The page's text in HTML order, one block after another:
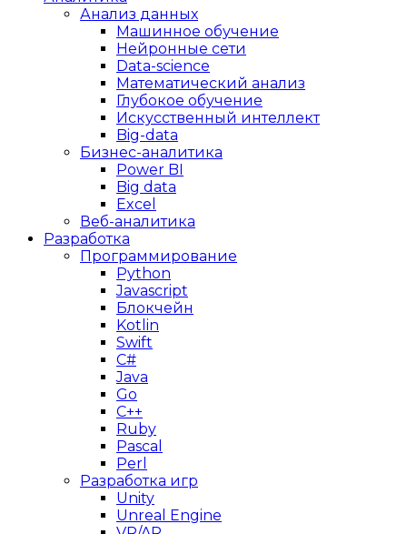
Анализ данных
Машинное обучение
Нейронные сети
Data-science
Математический анализ
Глубокое обучение
Искусственный интеллект
Big-data
Бизнес-аналитика
Power BI
Big data
Excel
Веб-аналитика
Разработка
Программирование
Python
Javascript
Блокчейн
Kotlin
Swift
C#
Java
Go
C++
Ruby
Pascal
Perl
Разработка игр
Unity
Unreal Engine